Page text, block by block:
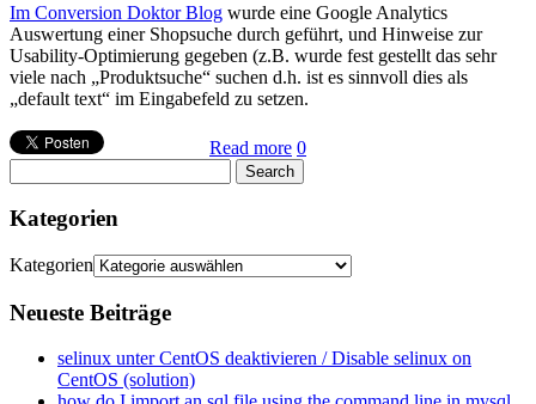
Im Conversion Doktor Blog wurde eine Google Analytics
Auswertung einer Shopsuche durch geführt, und Hinweise zur
Usability-Optimierung gegeben (z.B. wurde fest gestellt das sehr
viele nach „Produktsuche“ suchen d.h. ist es sinnvoll dies als
„default text“ im Eingabefeld zu setzen.
Read more 0
Kategorien
Kategorien
Neueste Beiträge
selinux unter CentOS deaktivieren / Disable selinux on
CentOS (solution)